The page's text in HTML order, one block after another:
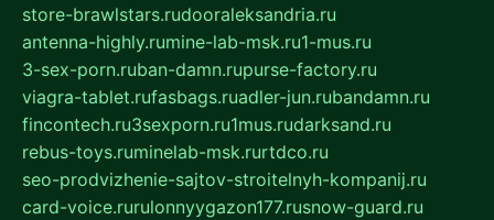
store-brawlstars.rudooraleksandria.ru
antenna-highly.rumine-lab-msk.ru1-mus.ru
3-sex-porn.ruban-damn.rupurse-factory.ru
viagra-tablet.rufasbags.ruadler-jun.rubandamn.ru
fincontech.ru3sexporn.ru1mus.rudarksand.ru
rebus-toys.ruminelab-msk.rurtdco.ru
seo-prodvizhenie-sajtov-stroitelnyh-kompanij.ru
card-voice.rurulonnyygazon177.rusnow-guard.ru